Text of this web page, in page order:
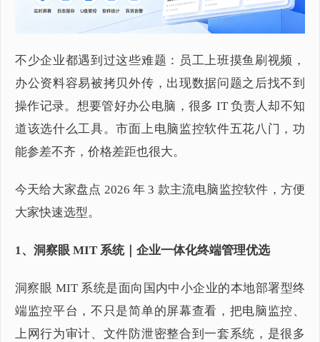
不少企业都遇到过这些难题：员工上班摸鱼刷视频，
办公资料容易被拷贝外传，出现数据问题之后找不到
操作记录。想要管好办公电脑，很多 IT 负责人却不知
道该选什么工具。市面上电脑监控软件五花八门，功
能参差不齐，价格差距也很大。
今天给大家盘点 2026 年 3 款主流电脑监控软件，方便
大家快速选型。
1、洞察眼 MIT 系统｜企业一体化终端管理优选
洞察眼 MIT 系统是面向国内中小企业的本地部署型终
端监控平台，不只是简单的屏幕查看，把电脑监控、
上网行为审计、文件防泄密整合到一套系统，是很多